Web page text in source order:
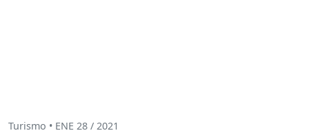
Turismo • ENE 28 / 2021